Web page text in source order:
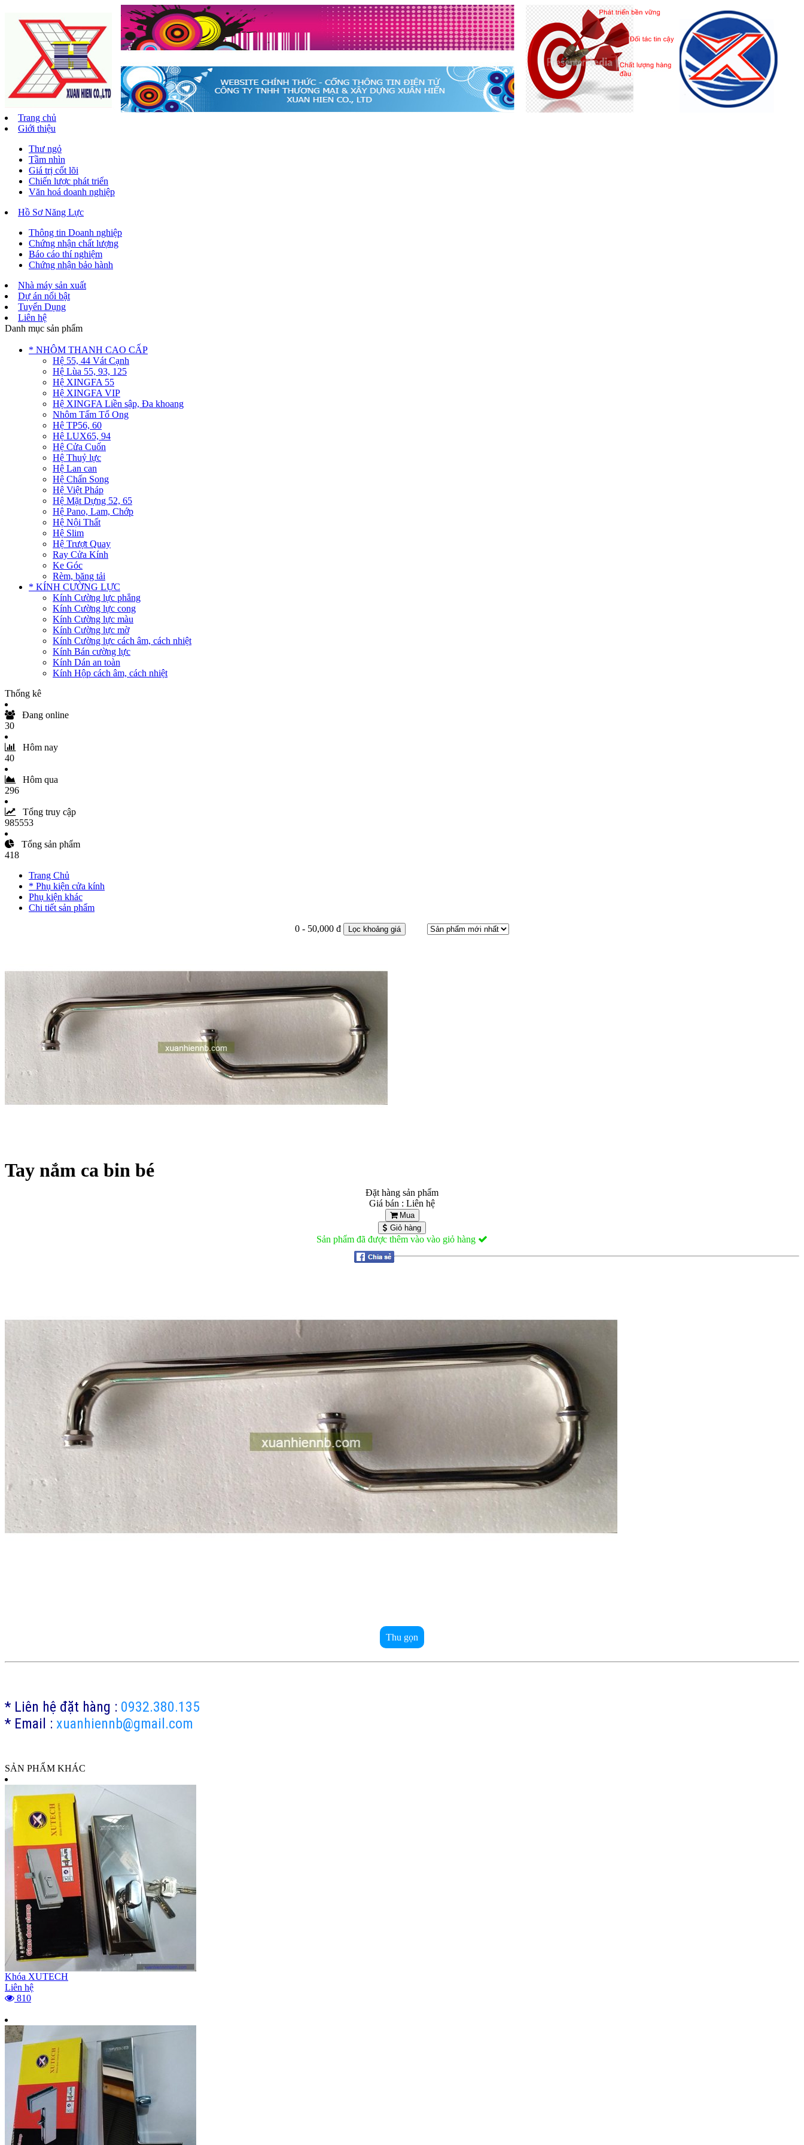
Trang chủ
Giới thiệu
Thư ngỏ
Tầm nhìn
Giá trị cốt lõi
Chiến lược phát triển
Văn hoá doanh nghiệp
Hồ Sơ Năng Lực
Thông tin Doanh nghiệp
Chứng nhận chất lượng
Báo cáo thí nghiệm
Chứng nhận bảo hành
Nhà máy sản xuất
Dự án nổi bật
Tuyển Dụng
Liên hệ
Danh mục sản phẩm
* NHÔM THANH CAO CẤP
Hệ 55, 44 Vát Cạnh
Hệ Lùa 55, 93, 125
Hệ XINGFA 55
Hệ XINGFA VIP
Hệ XINGFA Liền sập, Đa khoang
Nhôm Tấm Tổ Ong
Hệ TP56, 60
Hệ LUX65, 94
Hệ Cửa Cuốn
Hệ Thuỷ lực
Hệ Lan can
Hệ Chấn Song
Hệ Việt Pháp
Hệ Mặt Dựng 52, 65
Hệ Pano, Lam, Chớp
Hệ Nội Thất
Hệ Slim
Hệ Trượt Quay
Ray Cửa Kính
Ke Góc
Rèm, băng tải
* KÍNH CƯỜNG LỰC
Kính Cường lực phẳng
Kính Cường lực cong
Kính Cường lực màu
Kính Cường lực mờ
Kính Cường lực cách âm, cách nhiệt
Kính Bán cường lực
Kính Dán an toàn
Kính Hộp cách âm, cách nhiệt
Thống kê
Đang online
30
Hôm nay
40
Hôm qua
296
Tổng truy cập
985553
Tổng sản phẩm
418
Trang Chủ
* Phụ kiện cửa kính
Phụ kiện khác
Chi tiết sản phẩm
0 - 50,000 đ Lọc khoảng giá
Tay nắm ca bin bé
Đặt hàng sản phẩm
Giá bán : Liên hệ
Mua
Giỏ hàng
Sản phẩm đã được thêm vào vào giỏ hàng
Thu gọn
* Liên hệ đặt hàng : 0932.380.135
* Email : xuanhiennb@gmail.com
SẢN PHẨM KHÁC
Khóa XUTECH
Liên hệ
810